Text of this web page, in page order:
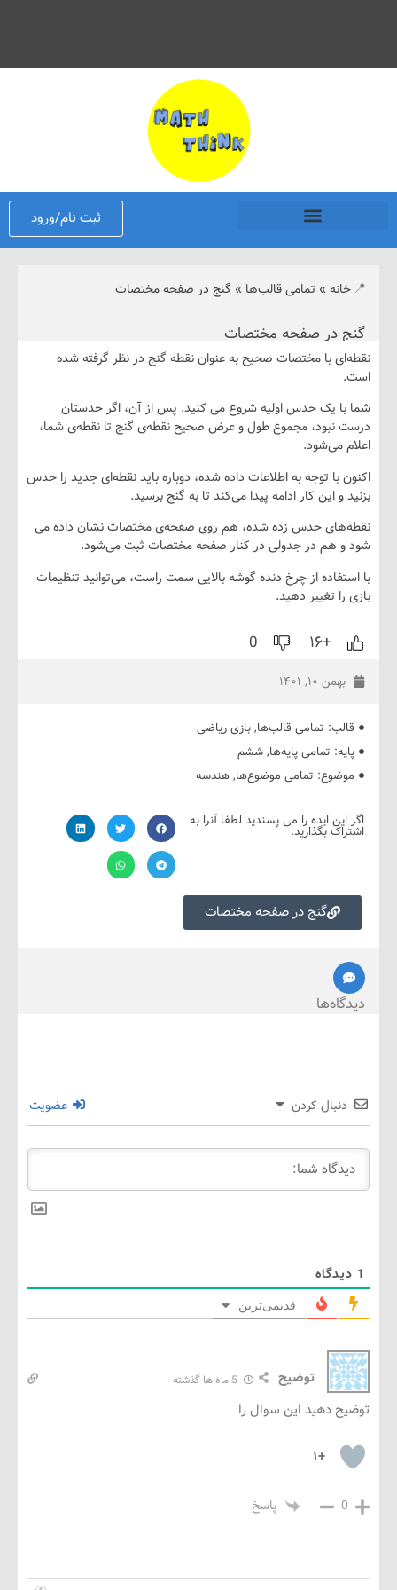
ثبت نام/ورود
تمامی قالب‌ها»گنج در صفحه مختصات
در صفحه مختصات
با مختصات صحیح به عنوان نقطه گنج در نظر گرفته شده
یک حدس اولیه شروع می کنید. پس از آن، اگر حدستان
مجموع طول و عرض صحیح نقطه‌ی گنج تا نقطه‌ی شما،
می‌شود.
توجه به اطلاعات داده شده، دوباره باید نقطه‌ای جدید را حدس
این کار ادامه پیدا می‌کند تا به گنج برسید.
حدس زده شده، هم روی صفحه‌ی مختصات نشان داده می
هم در جدولی در کنار صفحه مختصات ثبت می‌شود.
از چرخ دنده گوشه بالایی سمت راست، می‌توانید تنظیمات
تغییر دهید.
0
تمامی قالب‌ها,بازی ریاضی
تمامی پایه‌ها,ششم
تمامی موضوع‌ها, هندسه
ایده را می پسندید لطفا آنرا به
بگذارید.
گنج در صفحه مختصات
کردن عضویت
قدیمی‌ترین
توضیح 5 ماه ها گذشته
دهید این سوال را
پاسخ